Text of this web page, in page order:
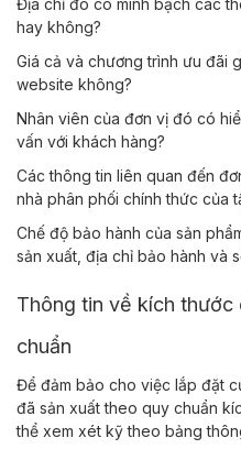
Địa chỉ đó có minh bạch các
hay không?
Giá cả và chương trình ưu đãi
website không?
Nhân viên của đơn vị đó có
vấn với khách hàng?
Các thông tin liên quan đến
nhà phân phối chính thức của
Chế độ bảo hành của sản
sản xuất, địa chỉ bảo hành và
Thông tin về kích thước
chuẩn
Để đảm bảo cho việc lắp đặt
đã sản xuất theo quy chuẩn
thể xem xét kỹ theo bảng